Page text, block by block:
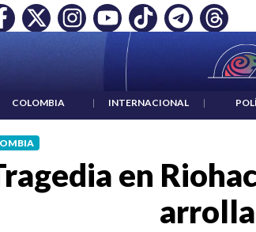
| "HABLAR NO ES UN CRIMEN":
principal
COLOMBIA | INTERNACIONAL |
en